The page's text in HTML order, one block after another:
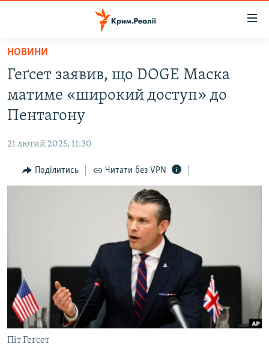
Перейти
основного
матеріалу
Перейти
до
основної
Перейти
до
ВІДЕО ТА ФОТО
БЛОГИ
ПОГЛЯД
ВІДЕОУРОКИ «ELIFBE»
СВІДЧЕННЯ ОКУПАЦІЇ
УКРАЇНСЬКА ПРОБЛЕМА КРИМУ
ІНФОГРАФІКА
ЯК ОБІЙТИ БЛОКУВАННЯ
Русский
Qırımtatar
ДОЛУЧАЙСЯ!
НОВИНИ
Геґсет заявив, що DOGE Маска
матиме «широкий доступ» до
Пентагону
21 лютий 2025, 11:30
Поділитись Читати без VPN
Піт Геґсет